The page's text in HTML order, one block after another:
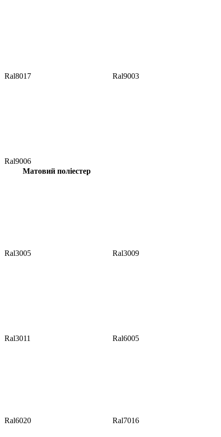
Ral8017 Ral9003
Ral9006
Матовий поліестер
Ral3005 Ral3009
Ral3011 Ral6005
Ral6020 Ral7016